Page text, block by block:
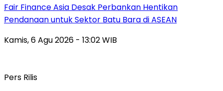
Fair Finance Asia Desak Perbankan Hentikan
Pendanaan untuk Sektor Batu Bara di ASEAN
Kamis, 6 Agu 2026 - 13:02 WIB
Pers Rilis